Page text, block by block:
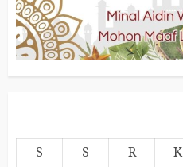
S S R K